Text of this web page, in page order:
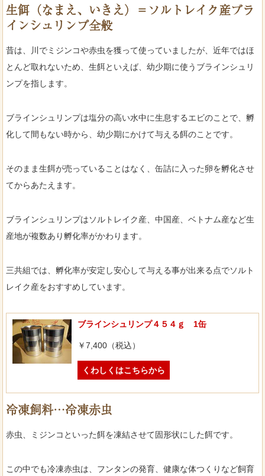
生餌（なまえ、いきえ）＝ソルトレイク産ブラ
インシュリンプ全般
昔は、川でミジンコや赤虫を獲って使っていましたが、近年ではほ
とんど取れないため、生餌といえば、幼少期に使うブラインシュリ
ンプを指します。
ブラインシュリンプは塩分の高い水中に生息するエビのことで、孵
化して間もない時から、幼少期にかけて与える餌のことです。
そのまま生餌が売っていることはなく、缶詰に入った卵を孵化させ
てからあたえます。
ブラインシュリンプはソルトレイク産、中国産、ベトナム産など生
産地が複数あり孵化率がかわります。
三共組では、孵化率が安定し安心して与える事が出来る点でソルト
レイク産をおすすめしています。
ブラインシュリンプ４５４ｇ 1缶
￥7,400（税込）
くわしくはこちらから
冷凍飼料…冷凍赤虫
赤虫、ミジンコといった餌を凍結させて固形状にした餌です。
この中でも冷凍赤虫は、フンタンの発育、健康な体つくりなど飼育